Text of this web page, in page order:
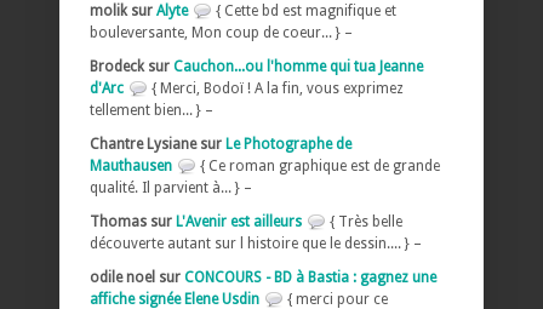
molik sur Alyte
{ Cette bd est magnifique et
bouleversante, Mon coup de coeur... } –
Brodeck sur Cauchon...ou l'homme qui tua Jeanne
d'Arc
{ Merci, Bodoï ! A la fin, vous exprimez
tellement bien... } –
Chantre Lysiane sur Le Photographe de
Mauthausen
{ Ce roman graphique est de grande
qualité. Il parvient à... } –
Thomas sur L'Avenir est ailleurs
{ Très belle
découverte autant sur l histoire que le dessin.... } –
odile noel sur CONCOURS - BD à Bastia : gagnez une
affiche signée Elene Usdin
{ merci pour ce